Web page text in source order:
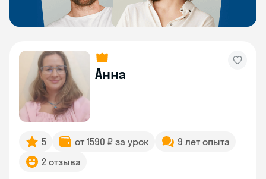
Анна
5 от 1590 ₽ за урок
9 лет опыта
2 отзыва